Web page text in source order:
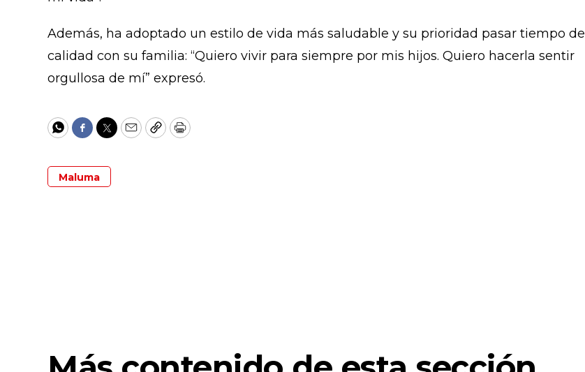
Además, ha adoptado un estilo de vida más saludable y su prioridad pasar tiempo de
calidad con su familia: “Quiero vivir para siempre por mis hijos. Quiero hacerla sentir
orgullosa de mí” expresó.
WhatsApp
Facebook
Twitter
EmailCopyPrint
Maluma